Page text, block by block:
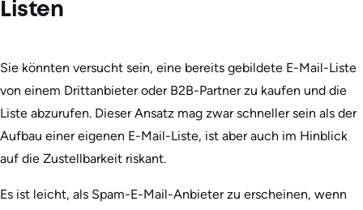
Listen
Sie könnten versucht sein, eine bereits gebildete E-Mail-Liste
von einem Drittanbieter oder B2B-Partner zu kaufen und die
Liste abzurufen. Dieser Ansatz mag zwar schneller sein als der
Aufbau einer eigenen E-Mail-Liste, ist aber auch im Hinblick
auf die Zustellbarkeit riskant.
Es ist leicht, als Spam-E-Mail-Anbieter zu erscheinen, wenn